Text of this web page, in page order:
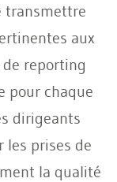
transmettre
aux
de reporting
pour chaque
dirigeants
les prises de
la qualité